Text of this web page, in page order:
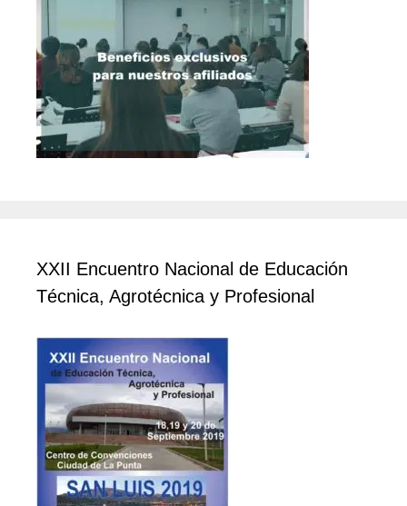
XXII Encuentro Nacional de Educación
Técnica, Agrotécnica y Profesional